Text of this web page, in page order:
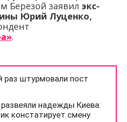
Березой заявил экс-
Юрий Луценко,
.